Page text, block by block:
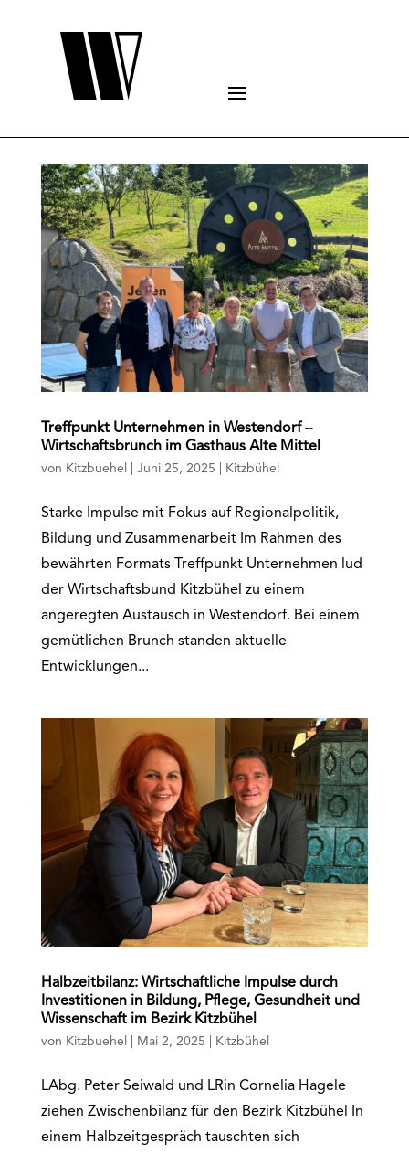
Treffpunkt Unternehmen in Westendorf –
Wirtschaftsbrunch im Gasthaus Alte Mittel
von Kitzbuehel Juni 25, 2025 Kitzbühel
Starke Impulse mit Fokus auf Regionalpolitik,
Bildung und Zusammenarbeit Im Rahmen des
bewährten Formats Treffpunkt Unternehmen lud
der Wirtschaftsbund Kitzbühel zu einem
angeregten Austausch in Westendorf. Bei einem
gemütlichen Brunch standen aktuelle
Entwicklungen...
Halbzeitbilanz: Wirtschaftliche Impulse durch
Investitionen in Bildung, Pflege, Gesundheit und
Wissenschaft im Bezirk Kitzbühel
von Kitzbuehel Mai 2, 2025 Kitzbühel
LAbg. Peter Seiwald und LRin Cornelia Hagele
ziehen Zwischenbilanz für den Bezirk Kitzbühel In
einem Halbzeitgespräch tauschten sich